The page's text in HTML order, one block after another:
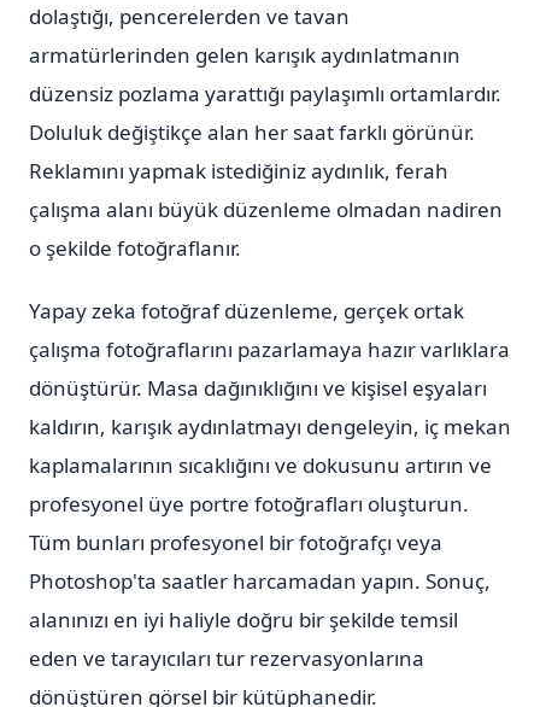
dolaştığı, pencerelerden ve tavan
armatürlerinden gelen karışık aydınlatmanın
düzensiz pozlama yarattığı paylaşımlı ortamlardır.
Doluluk değiştikçe alan her saat farklı görünür.
Reklamını yapmak istediğiniz aydınlık, ferah
çalışma alanı büyük düzenleme olmadan nadiren
o şekilde fotoğraflanır.
Yapay zeka fotoğraf düzenleme, gerçek ortak
çalışma fotoğraflarını pazarlamaya hazır varlıklara
dönüştürür. Masa dağınıklığını ve kişisel eşyaları
kaldırın, karışık aydınlatmayı dengeleyin, iç mekan
kaplamalarının sıcaklığını ve dokusunu artırın ve
profesyonel üye portre fotoğrafları oluşturun.
Tüm bunları profesyonel bir fotoğrafçı veya
Photoshop'ta saatler harcamadan yapın. Sonuç,
alanınızı en iyi haliyle doğru bir şekilde temsil
eden ve tarayıcıları tur rezervasyonlarına
dönüştüren görsel bir kütüphanedir.